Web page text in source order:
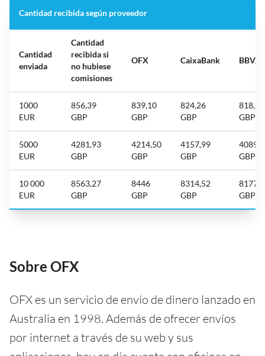
Cantidad recibida según proveedor
Cantidad
enviada
Cantidad
recibida si
no hubiese
comisiones
OFX CaixaBank BBVA
1000
EUR
856,39
GBP
839,10
GBP
824,26
GBP
818,11
GBP
5000
EUR
4281,93
GBP
4214,50
GBP
4157,99
GBP
GBP
10 000
EUR
8563,27
GBP
8446
GBP
8314,52
GBP
GBP
Sobre OFX
OFX es un servicio de envío de dinero lanzado en
Australia en 1998. Además de ofrecer envíos
por internet a través de su web y sus